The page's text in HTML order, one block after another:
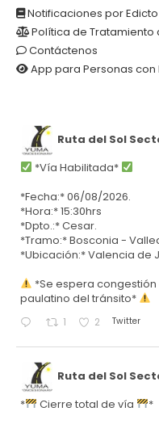
Notificaciones por Edicto
Política de Tratamiento
Contáctenos
App para Personas
Ruta del Sol
*Vía Habilitada*
*Fecha:* 06/08/2026.
*Hora:* 15:30hrs
*Dpto.:* Cesar.
*Tramo:* Bosconia -
*Ubicación:* Valencia de
*Se espera
paulatino del tránsito*
1 2 Twitter
Ruta del Sol
* Cierre total de vía
*